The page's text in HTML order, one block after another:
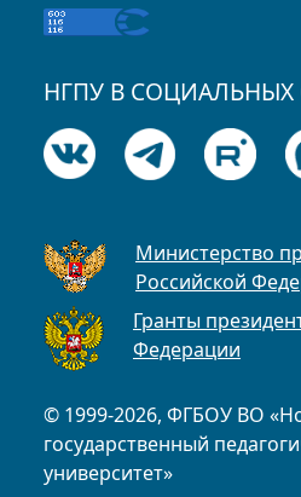
© 1999-2026, ФГБОУ ВО
государственный
университет»
НГПУ В СОЦИАЛЬНЫХ
Министерство
Российской
Гранты
Федерации